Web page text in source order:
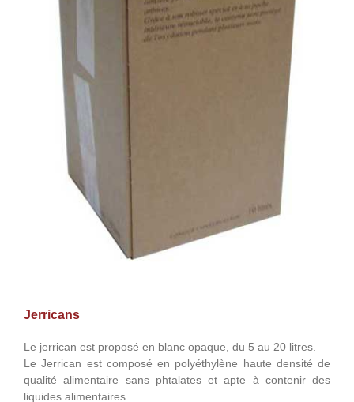
Jerricans
Le jerrican est proposé en blanc opaque, du 5 au 20 litres.
Le Jerrican est composé en polyéthylène haute densité de
qualité alimentaire sans phtalates et apte à contenir des
liquides alimentaires.